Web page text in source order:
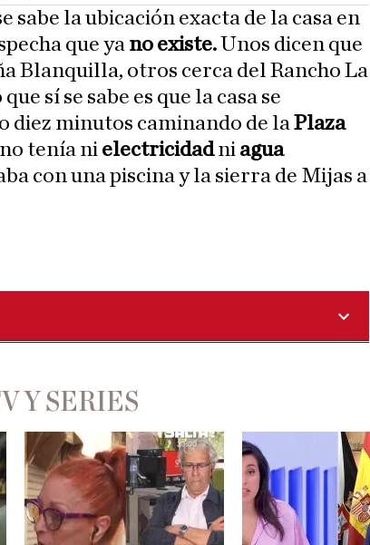
sabe la ubicación exacta de la casa en
que ya no existe.Unos dicen que
Blanquilla, otros cerca del Rancho La
sí se sabe es que la casa se
diez minutos caminando de laPlaza
no tenía ni electricidadni agua
con una piscina y la sierra de Mijas a
Y SERIES